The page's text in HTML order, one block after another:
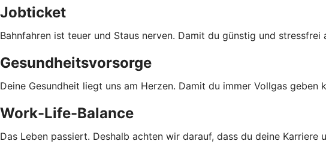
Jobticket
Bahnfahren ist teuer und Staus nerven. Damit du günstig und
Gesundheitsvorsorge
Deine Gesundheit liegt uns am Herzen. Damit du immer Vollgas
Work-Life-Balance
Das Leben passiert. Deshalb achten wir darauf, dass du deine